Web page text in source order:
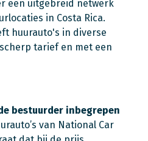
een uitgebreid netwerk
in Costa Rica.
huurauto's in diverse
tarief en met een
bestuurder inbegrepen
van National Car